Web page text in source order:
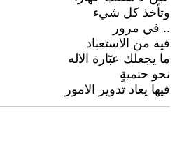
وتأخذ كل شيء
.. في مرور
فيه من الاستعباد
ما يجعلك عبٓارة الاله
نحو حتميةٍ
فيها يعاد تدوير الامور